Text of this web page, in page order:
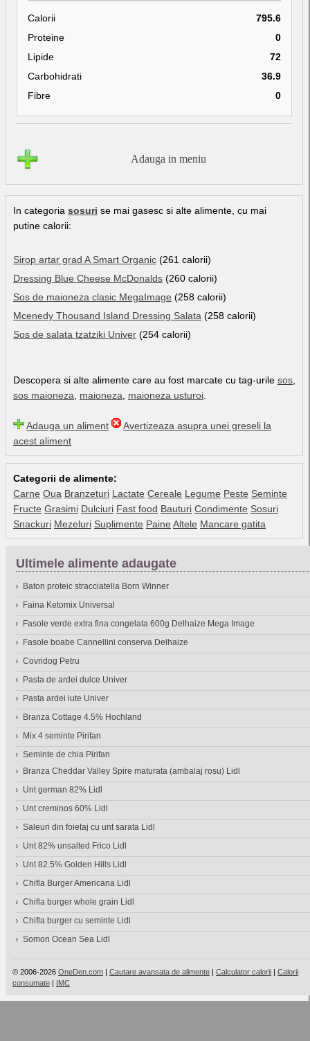
Calorii
795.6
Proteine
0
Lipide
72
Carbohidrati
36.9
Fibre
0
Adauga in meniu
In categoria sosuri se mai gasesc si alte alimente, cu mai
putine calorii:
Sirop artar grad A Smart Organic (261 calorii)
Dressing Blue Cheese McDonalds (260 calorii)
Sos de maioneza clasic MegaImage (258 calorii)
Mcenedy Thousand Island Dressing Salata (258 calorii)
Sos de salata tzatziki Univer (254 calorii)
Descopera si alte alimente care au fost marcate cu tag-urile sos
sos maioneza
maioneza maioneza usturoi
Adauga un aliment
Avertizeaza asupra unei greseli la
acest aliment
Categorii de alimente:
Carne Oua Branzeturi Lactate Cereale Legume Peste Seminte
Fructe Grasimi Dulciuri Fast food Bauturi Condimente Sosuri
Snackuri Mezeluri Suplimente Paine Altele Mancare gatita
Ultimele alimente adaugate
Baton proteic stracciatella Born Winner
Faina Ketomix Universal
Fasole verde extra fina congelata 600g Delhaize Mega Image
Fasole boabe Cannellini conserva Delhaize
Covridog Petru
Pasta de ardei dulce Univer
Pasta ardei iute Univer
Branza Cottage 4.5% Hochland
Mix 4 seminte Pirifan
Seminte de chia Pirifan
Branza Cheddar Valley Spire maturata (ambalaj rosu) Lidl
Unt german 82% Lidl
Unt creminos 60% Lidl
Saleuri din foietaj cu unt sarata Lidl
Unt 82% unsalted Frico Lidl
Unt 82.5% Golden Hills Lidl
Chifla Burger Americana Lidl
Chifla burger whole grain Lidl
Chifla burger cu seminte Lidl
Somon Ocean Sea Lidl
© 2006-2026 OneDen.com | Cautare avansata de alimente | Calculator calorii | Calorii
consumate | IMC